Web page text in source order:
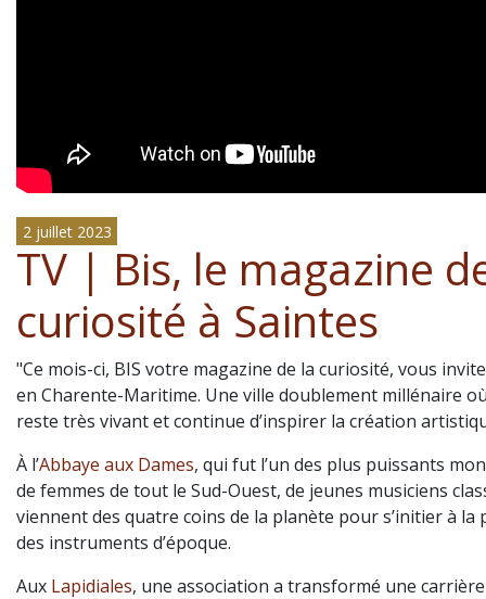
2 juillet 2023
TV | Bis, le magazine
curiosité à Saintes
"Ce mois-ci, BIS votre magazine de la curiosité, vous
en Charente-Maritime. Une ville doublement millénaire
reste très vivant et continue d’inspirer la création
À l’Abbaye aux Dames, qui fut l’un des plus puissants
de femmes de tout le Sud-Ouest, de jeunes musiciens
viennent des quatre coins de la planète pour s’initier à la
des instruments d’époque.
Aux Lapidiales, une association a transformé une